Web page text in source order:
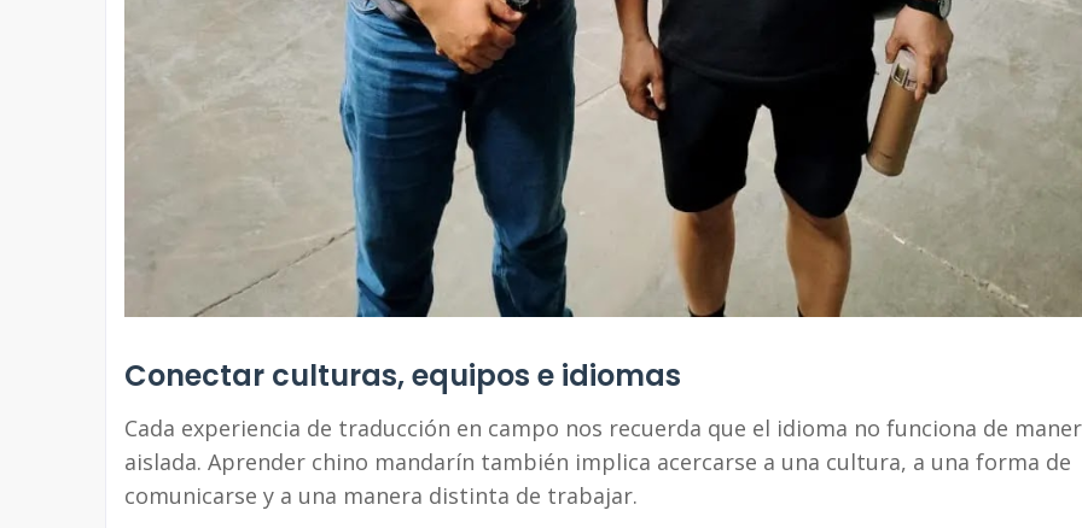
Conectar culturas, equipos e idiomas
Cada experiencia de traducción en campo nos recuerda que el idioma no funciona de
aislada. Aprender chino mandarín también implica acercarse a una cultura, a una forma de
comunicarse y a una manera distinta de trabajar.